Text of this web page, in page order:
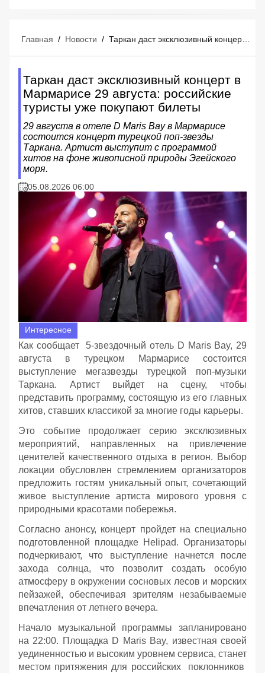
Главная / Новости /
Таркан даст эксклюзивный концерт в
Мармарисе 29 августа: российские
туристы уже покупают билеты
29 августа в отеле D Maris Bay в Мармарисе
состоится концерт турецкой поп-звезды
Таркана. Артист выступит с программой
хитов на фоне живописной природы Эгейского
моря.
05.08.2026 06:00
Интересное
Как сообщает 5-звездочный отель D Maris Bay, 29
августа в турецком Мармарисе состоится
выступление мегазвезды турецкой поп-музыки
Таркана. Артист выйдет на сцену, чтобы
представить программу, состоящую из его главных
хитов, ставших классикой за многие годы карьеры.
Это событие продолжает серию эксклюзивных
мероприятий, направленных на привлечение
ценителей качественного отдыха в регион. Выбор
локации обусловлен стремлением организаторов
предложить гостям уникальный опыт, сочетающий
живое выступление артиста мирового уровня с
природными красотами побережья.
Согласно анонсу, концерт пройдет на специально
подготовленной площадке Helipad. Организаторы
подчеркивают, что выступление начнется после
захода солнца, что позволит создать особую
атмосферу в окружении сосновых лесов и морских
пейзажей, обеспечивая зрителям незабываемые
впечатления от летнего вечера.
Начало музыкальной программы запланировано
на 22:00. Площадка D Maris Bay, известная своей
уединенностью и высоким уровнем сервиса, станет
местом притяжения для российских поклонников